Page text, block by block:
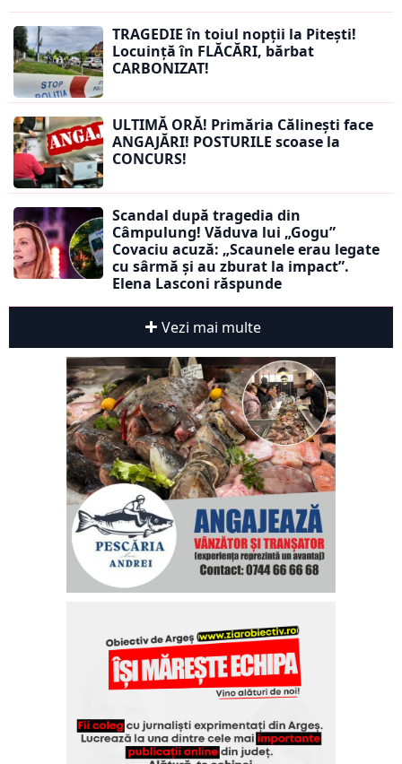
TRAGEDIE în toiul nopții la Pitești!
Locuință în FLĂCĂRI, bărbat
CARBONIZAT!
ULTIMĂ ORĂ! Primăria Călinești face
ANGAJĂRI! POSTURILE scoase la
CONCURS!
Scandal după tragedia din
Câmpulung! Văduva lui „Gogu”
Covaciu acuză: „Scaunele erau legate
cu sârmă și au zburat la impact”.
Elena Lasconi răspunde
Vezi mai multe